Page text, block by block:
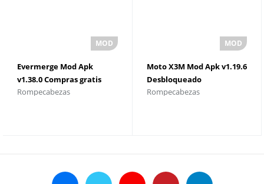
Evermerge Mod Apk
v1.38.0 Compras gratis
Rompecabezas
Moto X3M Mod Apk v1.19.6
Desbloqueado
Rompecabezas